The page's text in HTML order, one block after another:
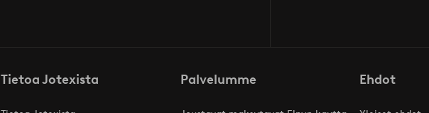
Tietoa Jotexista Palvelumme Ehdot